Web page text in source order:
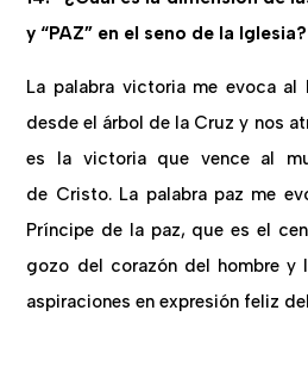
y “PAZ” en el seno de la Iglesia?
La palabra victoria me evoca al
desde el árbol de la Cruz y nos
es la victoria que vence al
de Cristo. La palabra paz me
Príncipe de la paz, que es el
gozo del corazón del hombre
aspiraciones en expresión feliz